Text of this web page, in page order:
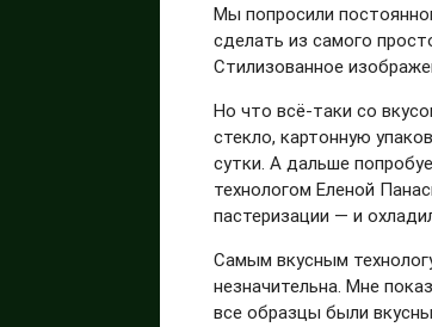
Мы попросили
сделать из самого
Стилизованное
Но что всё-таки со
стекло, картонную
сутки. А дальше
технологом Еленой
пастеризации — и
Самым вкусным
незначительна. Мне
все образцы были